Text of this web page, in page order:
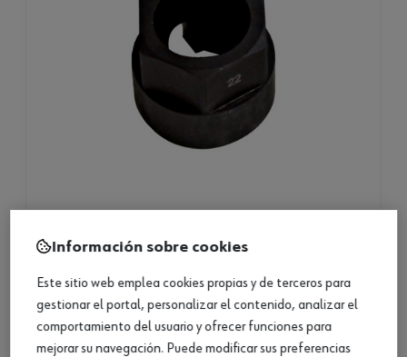
vaso de sensor nox y partículas
vaso de sensor nox y partículas
4 productos
Información sobre cookies
Este sitio web emplea cookies propias y de terceros para
gestionar el portal, personalizar el contenido, analizar el
comportamiento del usuario y ofrecer funciones para
mejorar su navegación. Puede modificar sus preferencias